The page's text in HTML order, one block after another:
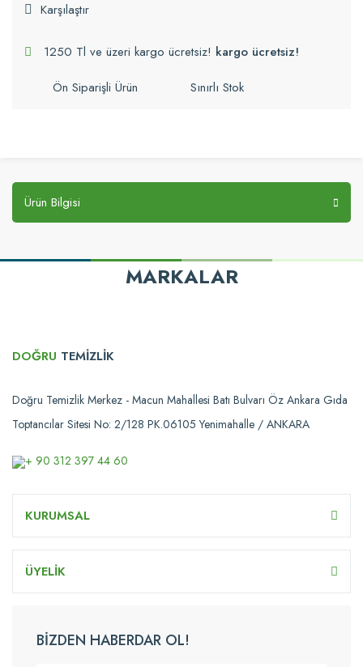
Karşılaştır
1250 Tl ve üzeri kargo ücretsiz! kargo ücretsiz!
Ön Siparişli Ürün
Sınırlı Stok
Ürün Bilgisi
MARKALAR
DOĞRU TEMİZLİK
Doğru Temizlik Merkez - Macun Mahallesi Batı Bulvarı Öz Ankara Gıda
Toptancılar Sitesi No: 2/128 PK.06105 Yenimahalle / ANKARA
+ 90 312 397 44 60
KURUMSAL
ÜYELİK
BİZDEN HABERDAR OL!